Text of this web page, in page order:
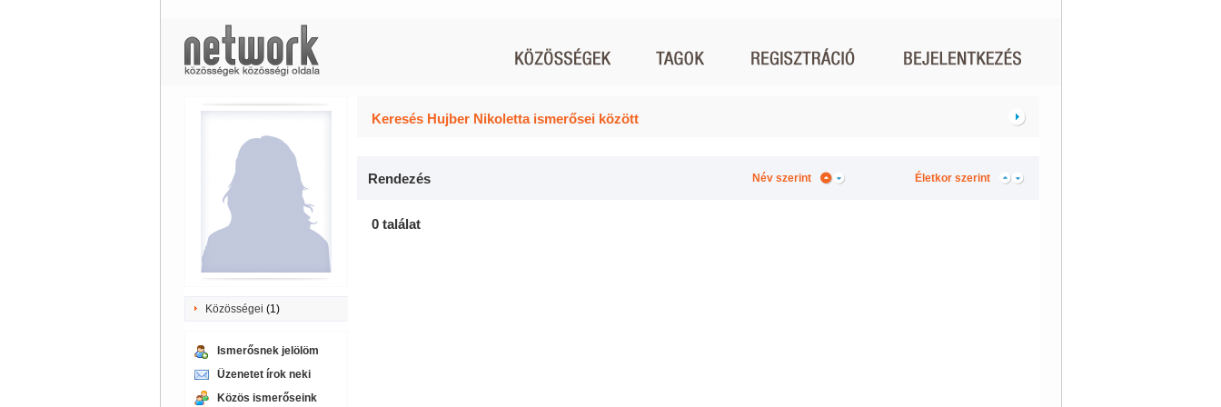
Közösségei (1)
Ismerősnek jelölöm
Üzenetet írok neki
Közös ismerőseink
Keresés Hujber Nikoletta ismerősei között
Rendezés Név szerint Életkor szerint
0 találat